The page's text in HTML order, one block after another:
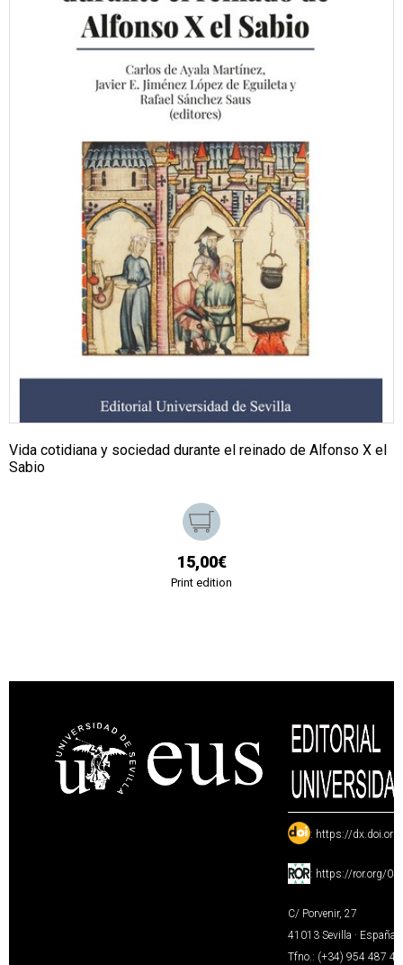
Vida cotidiana y sociedad durante el reinado de Alfonso X el
Sabio
15,00€
Print edition
: https://
: https://ror.org/
C/ Porvenir, 27
41013 Sevilla · España
Tfno.: (+34) 954 487